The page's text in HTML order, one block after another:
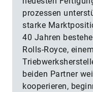
prozessen
starke
40 Jahren
Rolls-Royce,
beiden Partner
kooperieren,